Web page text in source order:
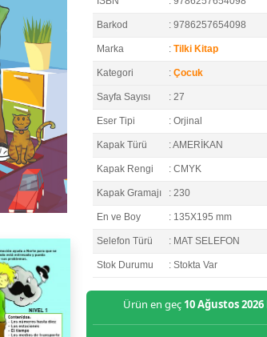
Barkod : 9786257654098
Marka : Tilki Kitap
Kategori : Çocuk
Sayfa Sayısı : 27
Eser Tipi : Orjinal
Kapak Türü : AMERİKAN
Kapak Rengi : CMYK
Kapak Gramajı : 230
En ve Boy : 135X195 mm
Selefon Türü : MAT SELEFON
Stok Durumu : Stokta Var
Ürün en geç 10 Ağustos